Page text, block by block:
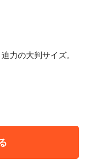
力の大判サイズ。